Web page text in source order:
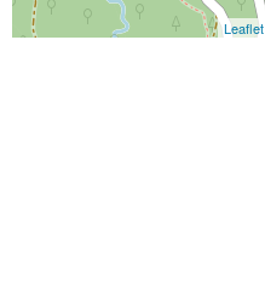
Leaflet